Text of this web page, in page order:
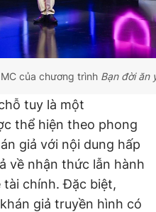
của chương trình Bạn đời ăn
tuy là một
thể hiện theo phong
giả với nội dung hấp
về nhận thức lẫn hành
chính. Đặc biệt,
giả truyền hình có